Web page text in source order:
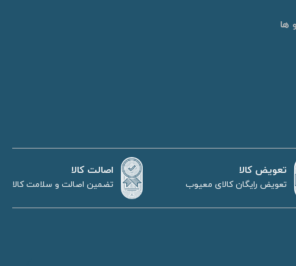
ها
تعویض کالا
تعویض رایگان کالای معیوب
اصالت کالا
تضمین اصالت و سلامت کالا